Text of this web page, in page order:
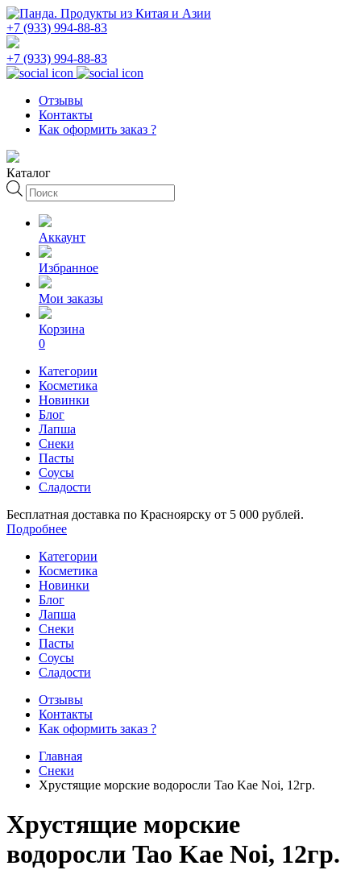
+7 (933) 994-88-83
+7 (933) 994-88-83
Отзывы
Контакты
Как оформить заказ ?
Каталог
Поиск
товаров
Аккаунт
Избранное
Мои заказы
Корзина
0
Категории
Косметика
Новинки
Блог
Лапша
Снеки
Пасты
Соусы
Сладости
Бесплатная доставка по Красноярску от 5 000 рублей.
Подробнее
Категории
Косметика
Новинки
Блог
Лапша
Снеки
Пасты
Соусы
Сладости
Отзывы
Контакты
Как оформить заказ ?
Главная
Снеки
Хрустящие морские водоросли Tao Kae Noi, 12гр.
Хрустящие морские
водоросли Tao Kae Noi, 12гр.